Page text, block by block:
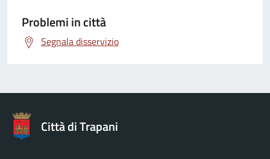
Problemi in città
Segnala disservizio
Città di Trapani